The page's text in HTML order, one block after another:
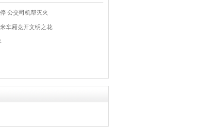
公交司机帮灭火
车厢竞开文明之花